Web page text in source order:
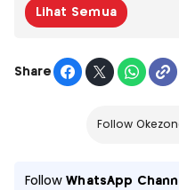
Lihat Semua
Share
Follow
FollowWhatsApp